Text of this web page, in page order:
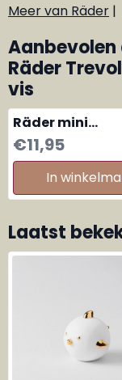
Meer van Räder |
Räder
vis
Räder mini
hartjes
Prijs: 11,95
€11,95
In
Laatst